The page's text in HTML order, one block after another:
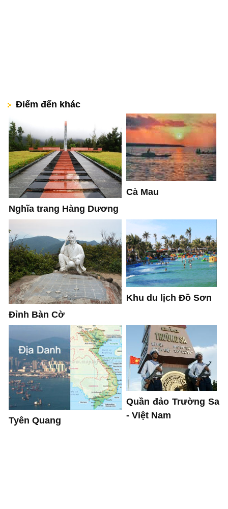
Điểm đến khác
Nghĩa trang Hàng Dương
Cà Mau
Đỉnh Bàn Cờ
Khu du lịch Đồ Sơn
Tyên Quang
Quần đảo Trường Sa
- Việt Nam